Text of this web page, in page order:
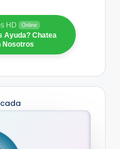
HD Online
Ayuda? Chatea
Nosotros